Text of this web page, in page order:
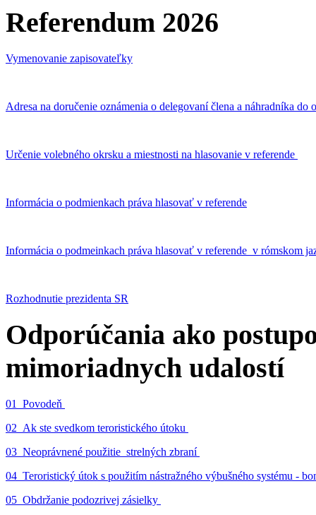
Referendum 2026
Vymenovanie zapisovateľky
Adresa na doručenie oznámenia o delegovaní člena a náhradníka
Určenie volebného okrsku a miestnosti na hlasovanie v referende
Informácia o podmienkach práva hlasovať v referende
Informácia o podmeinkach práva hlasovať v referende v rómskom
Rozhodnutie prezidenta SR
Odporúčania ako
mimoriadnych udalostí
01_Povodeň
02_Ak ste svedkom teroristického útoku
03_Neoprávnené použitie strelných zbraní
04_Teroristický útok s použitím nástražného výbušného systému -
05_Obdržanie podozrivej zásielky